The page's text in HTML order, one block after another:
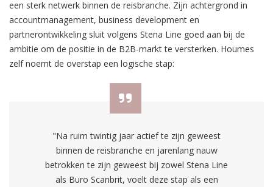
een sterk netwerk binnen de reisbranche. Zijn achtergrond in
accountmanagement, business development en
partnerontwikkeling sluit volgens Stena Line goed aan bij de
ambitie om de positie in de B2B-markt te versterken. Houmes
zelf noemt de overstap een logische stap:
"Na ruim twintig jaar actief te zijn geweest
binnen de reisbranche en jarenlang nauw
betrokken te zijn geweest bij zowel Stena Line
als Buro Scanbrit, voelt deze stap als een